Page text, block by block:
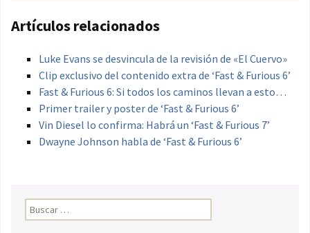
Artículos relacionados
Luke Evans se desvincula de la revisión de «El Cuervo»
Clip exclusivo del contenido extra de ‘Fast & Furious 6’
Fast & Furious 6: Si todos los caminos llevan a esto…
Primer trailer y poster de ‘Fast & Furious 6’
Vin Diesel lo confirma: Habrá un ‘Fast & Furious 7’
Dwayne Johnson habla de ‘Fast & Furious 6’
Buscar: